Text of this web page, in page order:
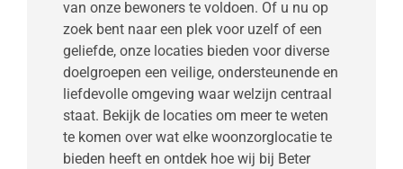
van onze bewoners te voldoen. Of u nu op
zoek bent naar een plek voor uzelf of een
geliefde, onze locaties bieden voor diverse
doelgroepen een veilige, ondersteunende en
liefdevolle omgeving waar welzijn centraal
staat. Bekijk de locaties om meer te weten
te komen over wat elke woonzorglocatie te
bieden heeft en ontdek hoe wij bij Beter